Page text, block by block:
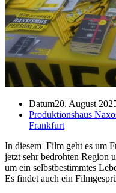
Datum20. August
Produktionshaus
Frankfurt
In diesem Film geht es um
jetzt sehr bedrohten Region
um ein selbstbestimmtes
Es findet auch ein